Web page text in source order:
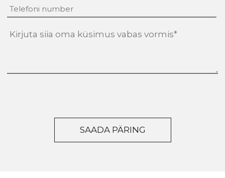
tekst